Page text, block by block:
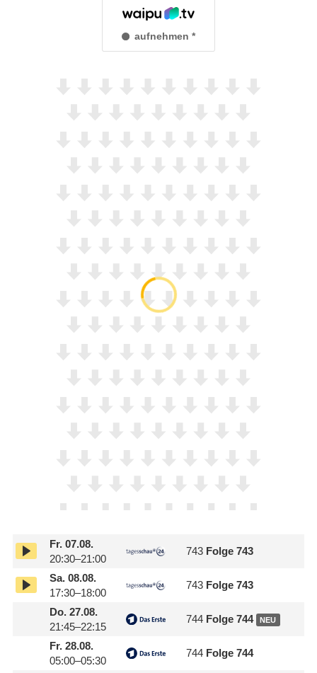
aufnehmen
Fr.07.08.
20:30–21:00
743 Folge 743
Sa.08.08.
17:30–18:00
743 Folge 743
Do.27.08.
21:45–22:15
744 Folge 744 NEU
Fr.28.08.
05:00–05:30
744 Folge 744